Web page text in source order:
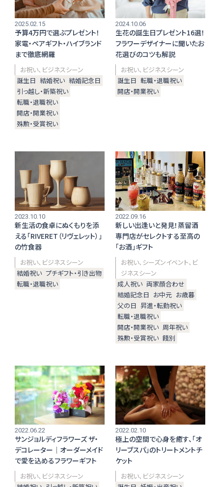
PERSON
仕事がらを理解した思いやり！ 職業によって選ぶ "切り
札" プレゼント ‐ 美容師の場合
ピックアップ記事から探す
ギフト体験の提案
新着コラム 贈答マナー
おくりもの
研究室
運営会社
利用規約
特定商取引法に基づく表記
よくある質問
プライバシーポリシー
お問い合わせ
2025.02.15
予算4万円で選ぶプレゼント！
家電・ペアギフト・ハイブランド
まで徹底網羅
お祝い ビジネスシーン
誕生日 結婚祝い 結婚記念日
引っ越し・新築祝い
転職・退職祝い
開店・開業祝い
殊勲・受賞祝い
2024.10.06
生花の誕生日プレゼント16選！
フラワーデザイナーに聞いたお
花選びのコツも解説
お祝い ビジネスシーン
誕生日 転職・退職祝い
開店・開業祝い
2023.10.10
新生活の食卓にぬくもりを添
える「RIVERET（リヴェレット）」
の竹食器
お祝い ビジネスシーン
結婚祝い プチギフト・引き出物
転職・退職祝い
2022.09.16
新しい出逢いと発見！蒸留酒
専門店がセレクトする至高の
「お酒」ギフト
お祝い シーズンイベント ビ
ジネスシーン
成人祝い 両家顔合わせ
結婚記念日 お中元 お歳暮
父の日 昇進・転勤祝い
転職・退職祝い
開店・開業祝い 周年祝い
殊勲・受賞祝い 餞別
2022.06.22
サンジョルディフラワーズ ザ・
デコレーター｜オーダーメイド
で愛を込めるフラワーギフト
お祝い ビジネスシーン
2022.02.10
極上の空間で心身を癒す、「オ
リーブスパ」のトリートメントチ
ケット
お祝い ビジネスシーン